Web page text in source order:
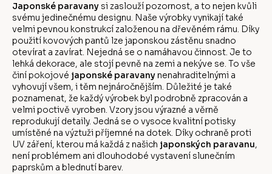
Japonské paravany si zaslouží pozornost, a to nejen kvůli
svému jedinečnému designu. Naše výrobky vynikají také
velmi pevnou konstrukcí založenou na dřevěném rámu. Díky
použití kovových pantů lze japonskou zástěnu snadno
otevírat a zavírat. Nejedná se o namáhavou činnost. Je to
lehká dekorace, ale stojí pevně na zemi a nekýve se. To vše
činí pokojové japonské paravanynenahraditelnými a
vyhovují všem, i těm nejnáročnějším. Důležité je také
poznamenat, že každý výrobek byl podrobně zpracován a
velmi poctivě vyroben. Vzory jsou výrazné a věrně
reprodukují detaily. Jedná se o vysoce kvalitní potisky
umístěné na výztuži příjemné na dotek. Díky ochraně proti
UV záření, kterou má každá z našich japonských paravanu,
není problémem ani dlouhodobé vystavení slunečním
paprskům a blednutí barev.